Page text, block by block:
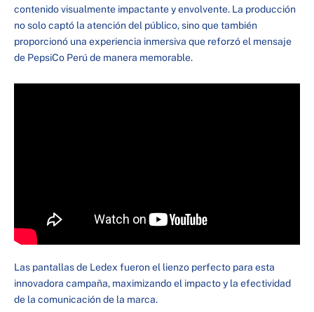
contenido visualmente impactante y envolvente. La producción
no solo captó la atención del público, sino que también
proporcionó una experiencia inmersiva que reforzó el mensaje
de PepsiCo Perú de manera memorable.
Las pantallas de Ledex fueron el lienzo perfecto para esta
innovadora campaña, maximizando el impacto y la efectividad
de la comunicación de la marca.